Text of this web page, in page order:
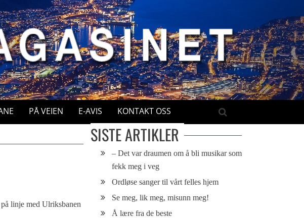
PÅ VEIEN E-AVIS KONTAKT OSS
linje med Ulriksbanen
SISTE ARTIKLER
– Det var draumen om å bli musikar som
fekk meg i veg
Ordløse sanger til vårt felles hjem
Se meg, lik meg, misunn meg!
Å lære fra de beste